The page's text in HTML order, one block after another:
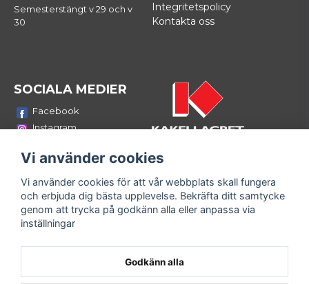
Semesterstängt v 29 och v
30
Integritetspolicy
Kontakta oss
SOCIALA MEDIER
Facebook
Instagram
LinkedIn
Bli medlem i vårt nyhetsbrev
email
Mejladress
Fyll i din e-mailadress och ta del av våra nyheter och
Vi använder cookies
Vi använder cookies för att vår webbplats skall fungera
och erbjuda dig bästa upplevelse. Bekräfta ditt samtycke
genom att trycka på godkänn alla eller anpassa via
inställningar
Godkänn alla